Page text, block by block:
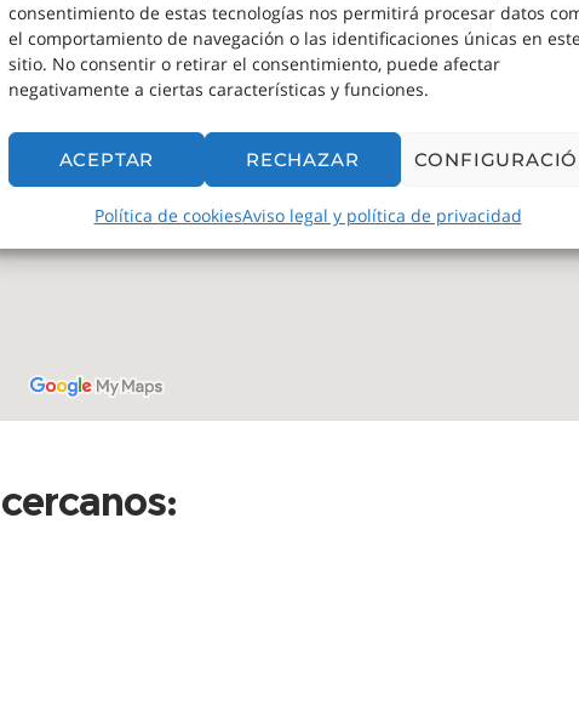
consentimiento de estas tecnologías nos permitirá procesar datos
el comportamiento de navegación o las identificaciones únicas en
sitio. No consentir o retirar el consentimiento, puede afectar
negativamente a ciertas características y funciones.
ACEPTAR RECHAZAR
Política de cookiesAviso legal y política de privacidad